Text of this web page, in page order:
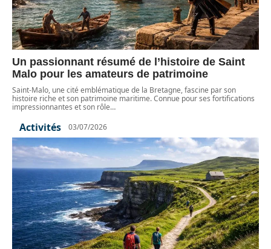
Un passionnant résumé de l’histoire de Saint
Malo pour les amateurs de patrimoine
Saint-Malo, une cité emblématique de la Bretagne, fascine par son
histoire riche et son patrimoine maritime. Connue pour ses fortifications
impressionnantes et son rôle…
Activités 03/07/2026